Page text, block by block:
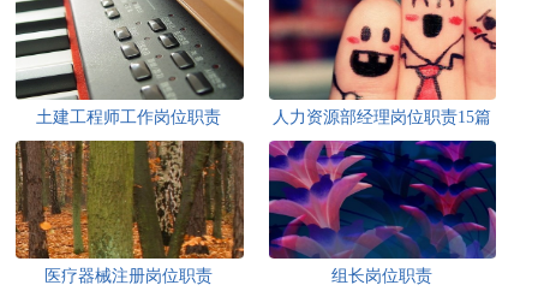
土建工程师工作岗位职责 人力资源部经理岗位职责15篇
医疗器械注册岗位职责 组长岗位职责